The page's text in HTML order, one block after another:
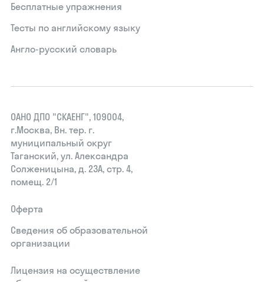
Бесплатные упражнения
Тесты по английскому языку
Англо-русский словарь
ОАНО ДПО "СКАЕНГ", 109004,
г.Москва, Вн. тер. г.
муниципальный округ
Таганский, ул. Александра
Солженицына, д. 23А, стр. 4,
помещ. 2/1
Оферта
Сведения об образовательной
организации
Лицензия на осуществление